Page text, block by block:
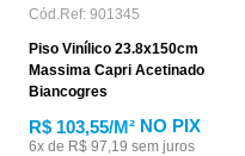
Cód.Ref: 901345
Piso Vinílico 23.8x150cm
Massima Capri Acetinado
Biancogres
R$ 103,55/M² NO PIX
6x de R$ 97,19 sem juros